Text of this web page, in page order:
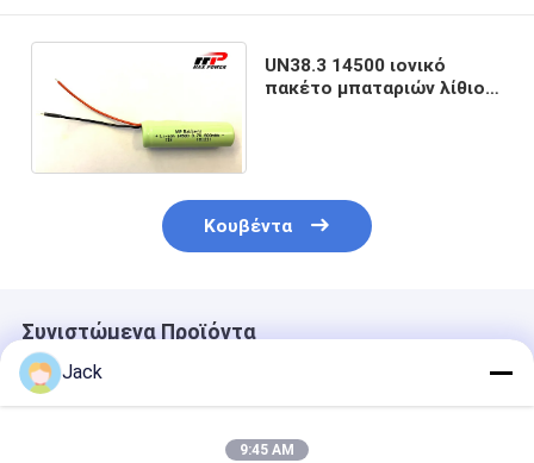
UN38.3 14500 ιονικό
πακέτο μπαταριών λίθιου
Κουβέντα
Συνιστώμενα Προϊόντα
Jack
9:45 AM